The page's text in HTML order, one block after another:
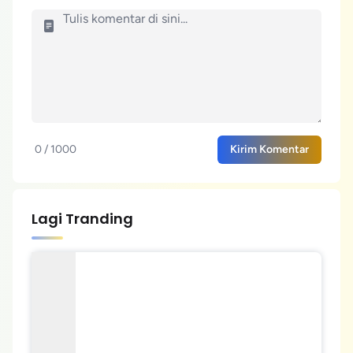
0 / 1000 Kirim Komentar
Lagi Tranding